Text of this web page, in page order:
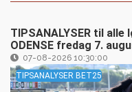
TIPSANALYSER til alle
ODENSE fredag 7.
07-08-2026 10:30:00
TIPSANALYSER BET25